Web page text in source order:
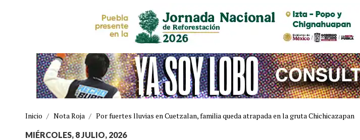
Inicio / Nota Roja / Por fuertes lluvias en Cuetzalan, familia queda atrapada en la gruta Chichicazapan
MIÉRCOLES, 8 JULIO, 2026